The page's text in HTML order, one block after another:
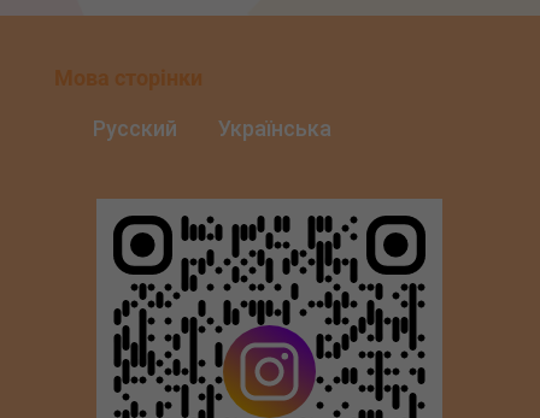
Мова сторінки
Русский Українська